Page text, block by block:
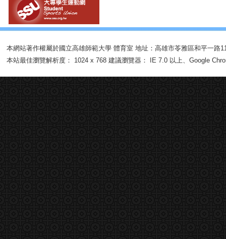
本網站著作權屬於國立高雄師範大學 體育室 地址：高雄市苓雅區和平一路
本站最佳瀏覽解析度： 1024 x 768 建議瀏覽器： IE 7.0 以上、Google